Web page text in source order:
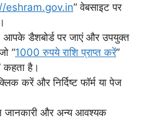
eshram.gov.in” वेबसाइट पर
आपके डैशबोर्ड पर जाएं और उपयुक्त
“1000 रुपये राशि प्राप्त करें”
कहता है।
करें और निर्दिष्ट फॉर्म या पेज
जानकारी और अन्य आवश्यक